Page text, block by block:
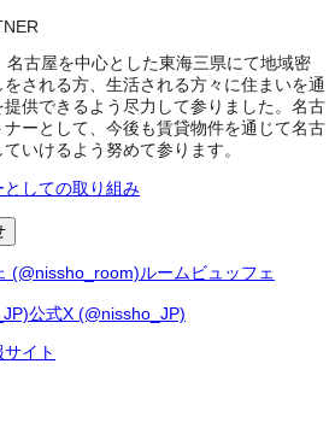
名古屋を中心とした東海三県にて地域密
される方、生活される方々に住まいを通
提供できるよう尽力して参りました。名古
ーとして、今後も賃貸物件を通じて名古
いけるよう努めて参ります。
しての取り組み
ルームビュッフェ
公式X (@nissho_JP)
イト